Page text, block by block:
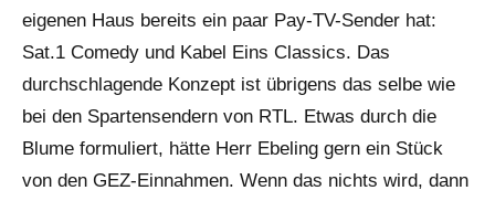
eigenen Haus bereits ein paar Pay-TV-Sender hat:
Sat.1 Comedy und Kabel Eins Classics. Das
durchschlagende Konzept ist übrigens das selbe wie
bei den Spartensendern von RTL. Etwas durch die
Blume formuliert, hätte Herr Ebeling gern ein Stück
von den GEZ-Einnahmen. Wenn das nichts wird, dann